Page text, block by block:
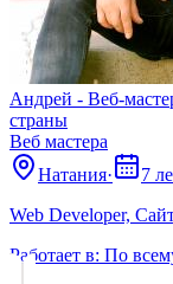
Андрей - Веб-
страны
Веб мастера
Натания·
7
Web Developer,
Работает в: По